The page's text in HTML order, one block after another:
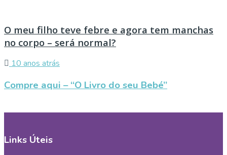
O meu filho teve febre e agora tem manchas
no corpo – será normal?
10 anos atrás
Compre aqui – “O Livro do seu Bebé”
Links Úteis